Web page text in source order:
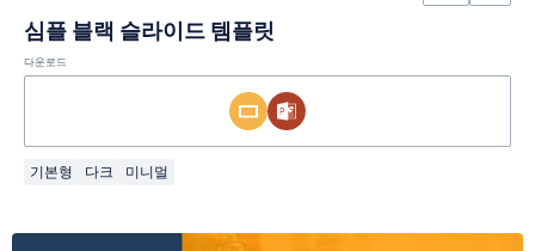
심플 블랙 슬라이드 템플릿
다운로드
기본형 다크 미니멀